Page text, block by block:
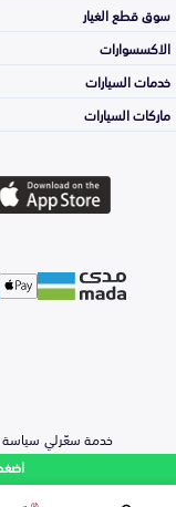
سوق قطع الغيار
الاكسسوارات
خدمات السيارات
ماركات السيارات
خدمة سعّرلي